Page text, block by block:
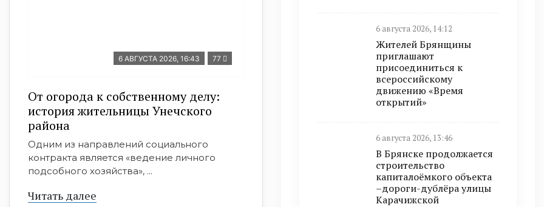
6 АВГУСТА 2026, 16:43 77
От огорода к собственному делу:
история жительницы Унечского
района
Одним из направлений социального
контракта является «ведение личного
подсобного хозяйства», ...
Читать далее
6 августа 2026, 14:12
Жителей Брянщины
приглашают
присоединиться к
всероссийскому
движению «Время
открытий»
6 августа 2026, 13:46
В Брянске продолжается
строительство
капиталоёмкого объекта
–дороги-дублёра улицы
Карачижской